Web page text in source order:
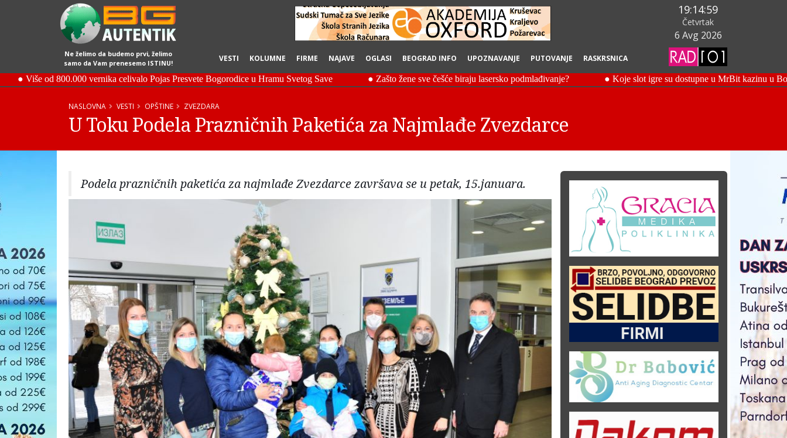
Ne želimo da budemo prvi, želimo
samo da Vam prenesemo ISTINU!
VESTI KOLUMNE FIRME NAJAVE OGLASI BEOGRAD INFO UPOZNAVANJE PUTOVANJE RASKRSNICA
19:15:00
Četvrtak
6 Avg 2026
NASLOVNA VESTI OPŠTINE ZVEZDARA
U Toku Podela Prazničnih Paketića za Najmlađe Zvezdarce
Podela prazničnih paketića za najmlađe Zvezdarce završava se u petak, 15.januara.